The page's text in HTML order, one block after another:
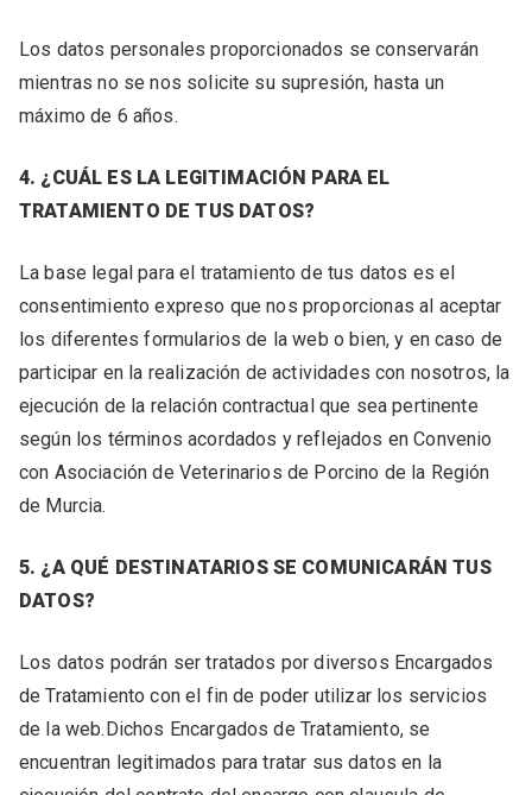
Los datos personales proporcionados se conservarán
mientras no se nos solicite su supresión, hasta un
máximo de 6 años.
4. ¿CUÁL ES LA LEGITIMACIÓN PARA EL
TRATAMIENTO DE TUS DATOS?
La base legal para el tratamiento de tus datos es el
consentimiento expreso que nos proporcionas al aceptar
los diferentes formularios de la web o bien, y en caso de
participar en la realización de actividades con nosotros, la
ejecución de la relación contractual que sea pertinente
según los términos acordados y reflejados en Convenio
con Asociación de Veterinarios de Porcino de la Región
de Murcia.
5. ¿A QUÉ DESTINATARIOS SE COMUNICARÁN TUS
DATOS?
Los datos podrán ser tratados por diversos Encargados
de Tratamiento con el fin de poder utilizar los servicios
de la web.Dichos Encargados de Tratamiento, se
encuentran legitimados para tratar sus datos en la